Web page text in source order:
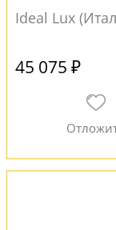
Ideal Lux
45 075 ₽